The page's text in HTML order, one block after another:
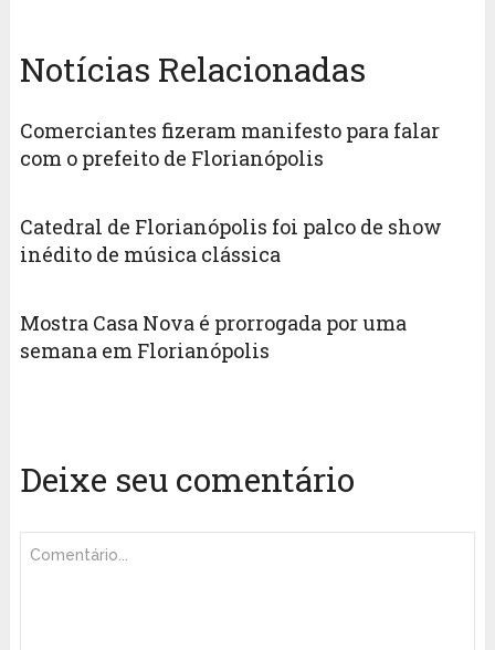
Notícias Relacionadas
Comerciantes fizeram manifesto para falar
com o prefeito de Florianópolis
Catedral de Florianópolis foi palco de show
inédito de música clássica
Mostra Casa Nova é prorrogada por uma
semana em Florianópolis
Deixe seu comentário